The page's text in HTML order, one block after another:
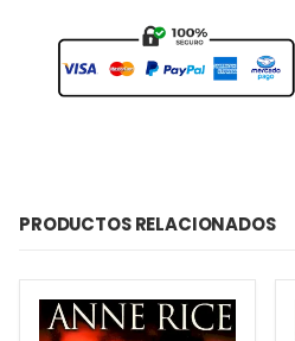
PRODUCTOS RELACIONADOS